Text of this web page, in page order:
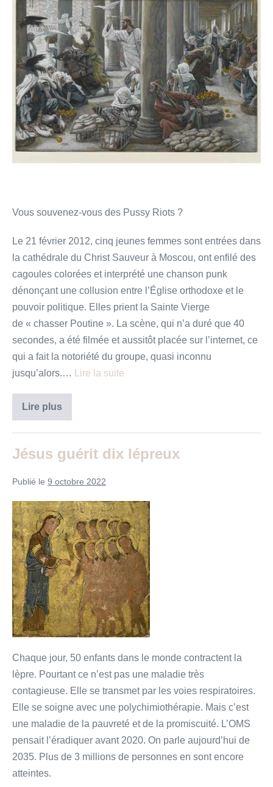
faites
pas
la
maison
de
mon
père,
une
maison
Vous souvenez-vous des Pussy Riots ?
Le 21 février 2012, cinq jeunes femmes sont entrées dans
la cathédrale du Christ Sauveur à Moscou, ont enfilé des
cagoules colorées et interprété une chanson punk
dénonçant une collusion entre l’Église orthodoxe et le
pouvoir politique. Elles prient la Sainte Vierge
de « chasser Poutine ». La scène, qui n’a duré que 40
secondes, a été filmée et aussitôt placée sur l’internet, ce
qui a fait la notoriété du groupe, quasi inconnu
jusqu’alors.…
Lire la suite
Lire plusNe
de
maison
de
père,
maison
de
trafic
Jésus guérit dix lépreux
Publié le 9 octobre 2022
Jésus
guérit
dix
lépreux
Chaque jour, 50 enfants dans le monde contractent la
lèpre. Pourtant ce n’est pas une maladie très
contagieuse. Elle se transmet par les voies respiratoires.
Elle se soigne avec une polychimiothérapie. Mais c’est
une maladie de la pauvreté et de la promiscuité. L’OMS
pensait l’éradiquer avant 2020. On parle aujourd’hui de
2035. Plus de 3 millions de personnes en sont encore
atteintes.